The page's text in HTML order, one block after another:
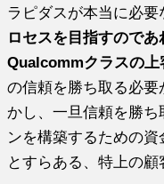
ラピダスが本当に必
ロセスを目指すのであ
Qualcommクラスの上
の信頼を勝ち取る必
かし、一旦信頼を勝
ンを構築するための資
とすらある、特上の顧